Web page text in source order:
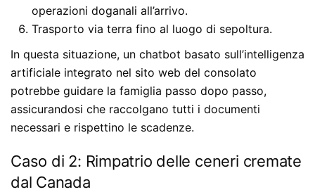
operazioni doganali all’arrivo.
Trasporto via terra fino al luogo di sepoltura.
In questa situazione, un chatbot basato sull’intelligenza
artificiale integrato nel sito web del consolato
potrebbe guidare la famiglia passo dopo passo,
assicurandosi che raccolgano tutti i documenti
necessari e rispettino le scadenze.
Caso di 2: Rimpatrio delle ceneri cremate
dal Canada